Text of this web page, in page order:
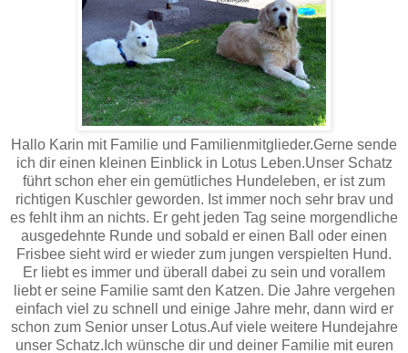
Hallo Karin mit Familie und Familienmitglieder.Gerne sende
ich dir einen kleinen Einblick in Lotus Leben.Unser Schatz
führt schon eher ein gemütliches Hundeleben, er ist zum
richtigen Kuschler geworden. Ist immer noch sehr brav und
es fehlt ihm an nichts. Er geht jeden Tag seine morgendliche
ausgedehnte Runde und sobald er einen Ball oder einen
Frisbee sieht wird er wieder zum jungen verspielten Hund.
Er liebt es immer und überall dabei zu sein und vorallem
liebt er seine Familie samt den Katzen. Die Jahre vergehen
einfach viel zu schnell und einige Jahre mehr, dann wird er
schon zum Senior unser Lotus.Auf viele weitere Hundejahre
unser Schatz.Ich wünsche dir und deiner Familie mit euren